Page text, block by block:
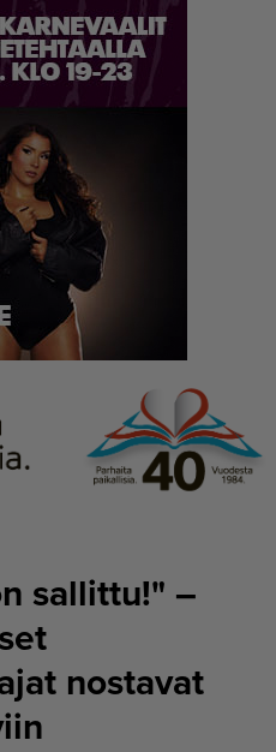
sallittu!" –
nostavat